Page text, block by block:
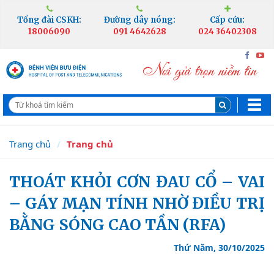
Tổng đài CSKH:
18006090
Đường dây nóng:
091 4642628
Cấp cứu:
024 36402308
Trang chủ Trang chủ
THOÁT KHỎI CƠN ĐAU CỔ – VAI
– GÁY MẠN TÍNH NHỜ ĐIỀU TRỊ
BẰNG SÓNG CAO TẦN (RFA)
Thứ Năm, 30/10/2025